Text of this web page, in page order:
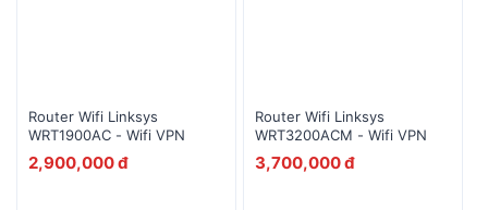
Router Wifi Linksys
WRT1900AC - Wifi VPN
2,900,000 đ
Router Wifi Linksys
WRT3200ACM - Wifi VPN
3,700,000 đ